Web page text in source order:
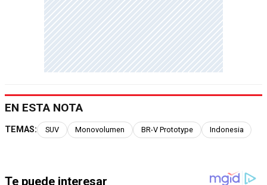
EN ESTA NOTA
TEMAS: SUV Monovolumen BR-V Prototype Indonesia